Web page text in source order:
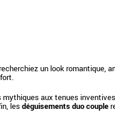
un look romantique,
aux tenues
les déguisements duo couple